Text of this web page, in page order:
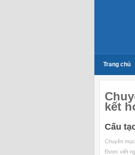
Trang chủ
kết
Cấu
Chuyên
Được viết